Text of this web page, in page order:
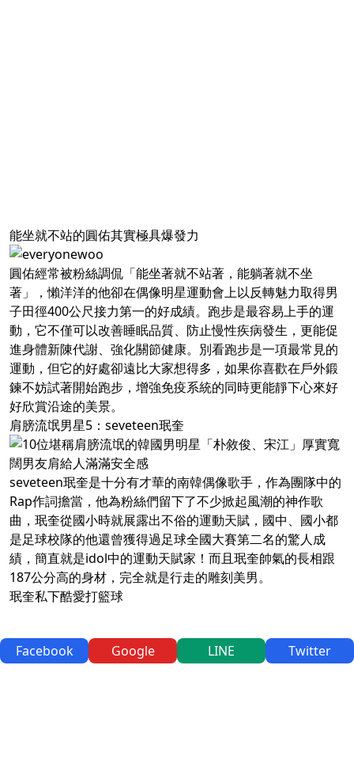
能坐就不站的圓佑其實極具爆發力
圓佑經常被粉絲調侃「能坐著就不站著，能躺著就不坐
著」，懶洋洋的他卻在偶像明星運動會上以反轉魅力取得男
子田徑400公尺接力第一的好成績。跑步是最容易上手的運
動，它不僅可以改善睡眠品質、防止慢性疾病發生，更能促
進身體新陳代謝、強化關節健康。別看跑步是一項最常見的
運動，但它的好處卻遠比大家想得多，如果你喜歡在戶外鍛
鍊不妨試著開始跑步，增強免疫系統的同時更能靜下心來好
好欣賞沿途的美景。
肩膀流氓男星5：seveteen珉奎
seveteen珉奎是十分有才華的南韓偶像歌手，作為團隊中的
Rap作詞擔當，他為粉絲們留下了不少掀起風潮的神作歌
曲，珉奎從國小時就展露出不俗的運動天賦，國中、國小都
是足球校隊的他還曾獲得過足球全國大賽第二名的驚人成
績，簡直就是idol中的運動天賦家！而且珉奎帥氣的長相跟
187公分高的身材，完全就是行走的雕刻美男。
珉奎私下酷愛打籃球
Facebook Google LINE Twitter